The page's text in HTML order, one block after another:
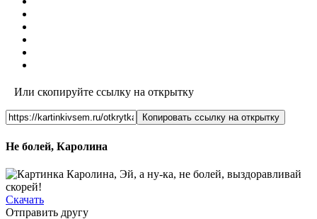
Или скопируйте ссылку на открытку
Копировать ссылку на открытку
Не болей, Каролина
Скачать
Отправить другу